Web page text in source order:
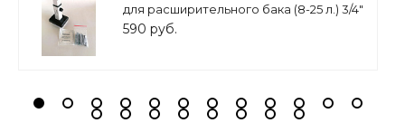
для расширительного бака (8-25 л.) 3/4"
белое, ASKON
590 руб.